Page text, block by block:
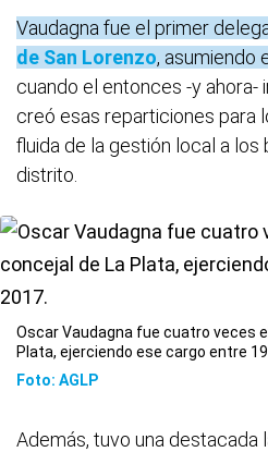
Vaudagna fue el primer
de San Lorenzo, asumiendo
cuando el entonces -y ahora-
creó esas reparticiones para
fluida de la gestión local a los
distrito.
Oscar Vaudagna fue cuatro veces
Plata, ejerciendo ese cargo entre
Foto: AGLP
Además, tuvo una destacada